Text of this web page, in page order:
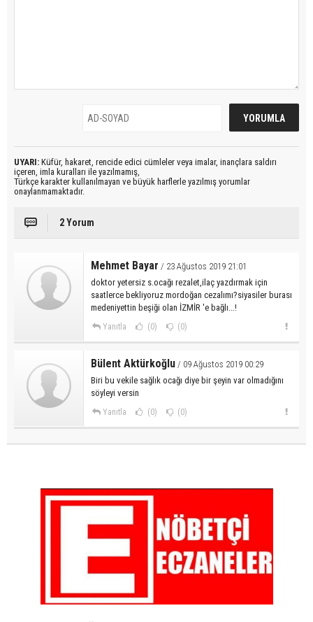
UYARI: Küfür, hakaret, rencide edici cümleler veya imalar, inançlara saldırı
içeren, imla kuralları ile yazılmamış,
Türkçe karakter kullanılmayan ve büyük harflerle yazılmış yorumlar
onaylanmamaktadır.
2 Yorum
Mehmet Bayar / 23 Ağustos 2019 21:01
doktor yetersiz s.ocağı rezalet,ilaç yazdırmak için
saatlerce bekliyoruz mordoğan cezalımı?siyasiler burası
medeniyettin beşiği olan İZMİR 'e bağlı...!
Yanıtla (0) (0)
Bülent Aktürkoğlu / 09 Ağustos 2019 00:29
Biri bu vekile sağlık ocağı diye bir şeyin var olmadığını
söyleyi versin
Yanıtla (0) (0)